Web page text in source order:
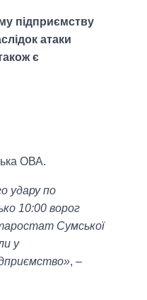
підприємству
атаки
є
ОВА.
удару по
10:00 ворог
Сумської
у
, –